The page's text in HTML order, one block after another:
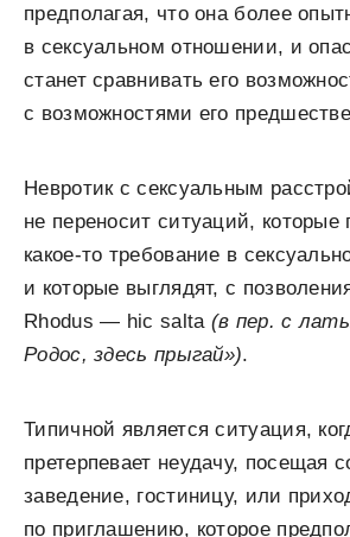
предполагая, что она более
в сексуальном отношении, и
станет сравнивать его
с возможностями его
Невротик с сексуальным
не переносит ситуаций, которые
какое-то требование в
и которые выглядят, с
Rhodus — hic salta (в пер. с
Родос, здесь прыгай»).
Типичной является ситуация,
претерпевает неудачу, посещая
заведение, гостиницу, или
по приглашению, которое